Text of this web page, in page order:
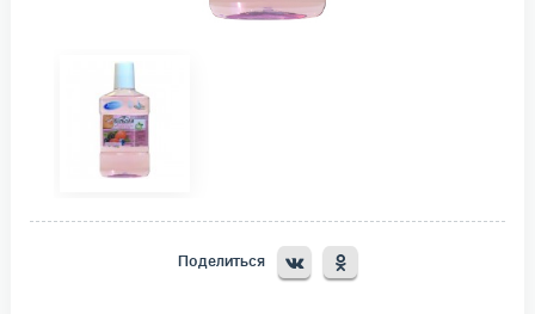
Поделиться